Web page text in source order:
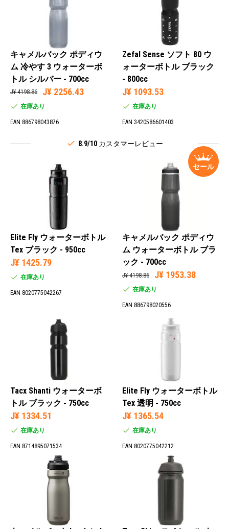
キャメルバック ポディウ
ム 冷やす 3 ウォーターボ
トル シルバー - 700cc
J¥ 4198.86 J¥ 2256.43
在庫あり
EAN 886798043876
Zefal Sense ソフト 80 ウ
ォーターボトル ブラック
- 800cc
J¥ 1093.53
在庫あり
EAN 3420586601403
8.9/10カスタマーレビュー
Elite Fly ウォーターボトル
Tex ブラック - 950cc
J¥ 1425.79
在庫あり
EAN 8020775042267
セール
キャメルバック ポディウ
ム ウォーターボトル ブラ
ック - 700cc
J¥ 4198.86 J¥ 1953.38
在庫あり
EAN 886798020556
Tacx Shanti ウォーターボ
トル ブラック - 750cc
J¥ 1334.51
在庫あり
EAN 8714895071534
Elite Fly ウォーターボトル
Tex 透明 - 750cc
J¥ 1365.54
在庫あり
EAN 8020775042212